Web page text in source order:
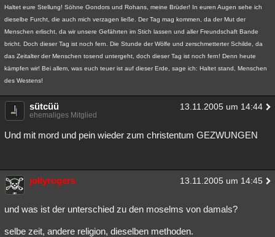
Natur Umfragen Unterhaltung
weitere Rubriken
Philosophie Träume Orte Esoterik Literatur
Astronomie Helpdesk Gruppen Gaming Filme
Übersichten
Haltet eure Stellung! Söhne Gondors und Rohans, meine Brüder! In euren Augen sehe ich
dieselbe Furcht, die auch mich verzagen ließe. Der Tag mag kommen, da der Mut der
Menschen erlischt, da wir unsere Gefährten im Stich lassen und aller Freundschaft Bande
bricht. Doch dieser Tag ist noch fern. Die Stunde der Wölfe und zerschmetterter Schilde, da
das Zeitalter der Menschen tosend untergeht, doch dieser Tag ist noch fern! Denn heute
kämpfen wir! Bei allem, was euch teuer ist auf dieser Erde, sage ich: Haltet stand, Menschen
des Westens!
sütcüü 13.11.2005 um 14:44
ehemaliges Mitglied
Und mit mord und pein wieder zum christentum GEZWUNGEN
jollyrogers 13.11.2005 um 14:45
und was ist der unterschied zu den moselms von damals?
selbe zeit, andere religion, dieselben methoden.